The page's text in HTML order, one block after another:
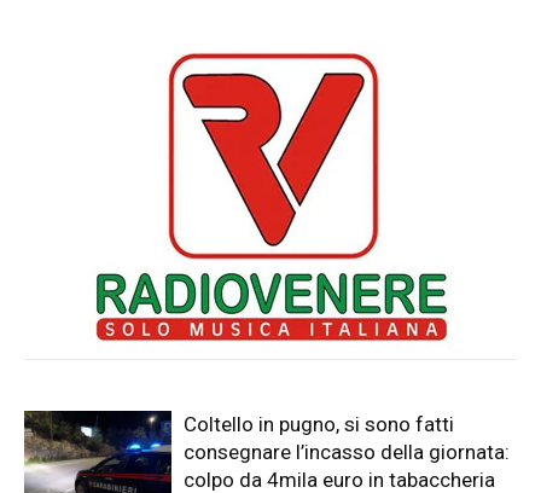
Coltello in pugno, si sono fatti
consegnare l’incasso della giornata:
colpo da 4mila euro in tabaccheria